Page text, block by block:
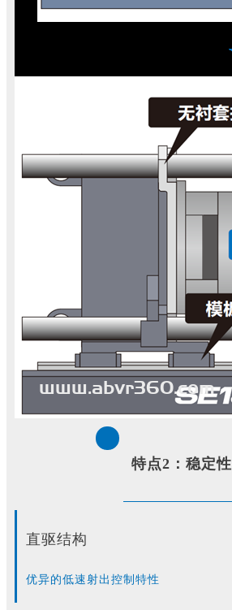
特点2：稳定性
直驱结构
优异的低速射出控制特性